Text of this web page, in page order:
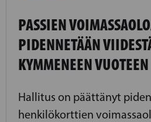
PASSIEN
PIDENNETÄÄN
KYMMENEEN VUOTEEN
Hallitus on päättänyt
henkilökorttien